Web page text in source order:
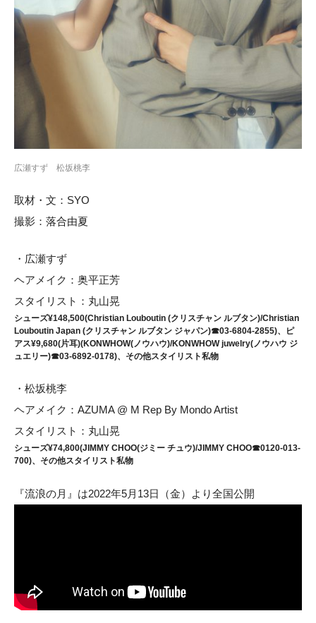
広瀬すず 松坂桃李
取材・文：SYO
撮影：落合由夏
・広瀬すず
ヘアメイク：奥平正芳
スタイリスト：丸山晃
シューズ¥148,500(Christian Louboutin (クリスチャン ルブタン)/Christian
Louboutin Japan (クリスチャン ルブタン ジャパン)☎︎03-6804-2855)、ピ
アス¥9,680(片耳)(KONWHOW(ノウハウ)/KONWHOW juwelry(ノウハウ ジ
ュエリー)☎︎03-6892-0178)、その他スタイリスト私物
・松坂桃李
ヘアメイク：AZUMA @ M Rep By Mondo Artist
スタイリスト：丸山晃
シューズ¥74,800(JIMMY CHOO(ジミー チュウ)/JIMMY CHOO☎︎0120-013-
700)、その他スタイリスト私物
『流浪の月』は2022年5月13日（金）より全国公開